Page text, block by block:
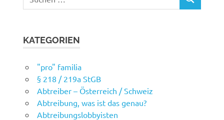
nach:
SUCHEN
KATEGORIEN
"pro" familia
§ 218 / 219a StGB
Abtreiber – Österreich / Schweiz
Abtreibung, was ist das genau?
Abtreibungslobbyisten